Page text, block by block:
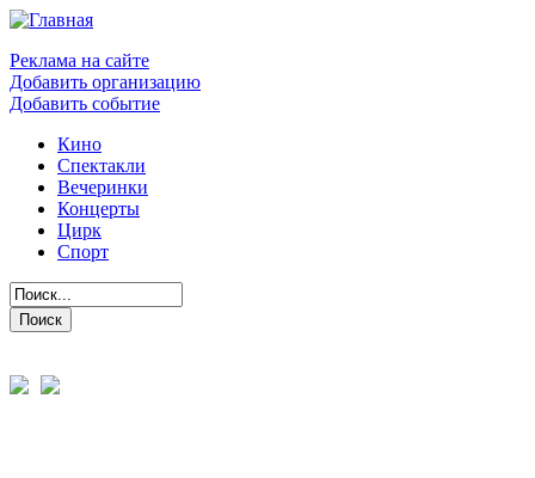
Реклама на сайте
Добавить организацию
Добавить событие
Кино
Спектакли
Вечеринки
Концерты
Цирк
Спорт